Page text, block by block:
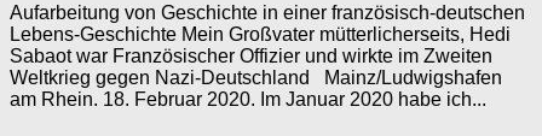
Aufarbeitung von Geschichte in einer französisch-deutschen
Lebens-Geschichte Mein Großvater mütterlicherseits, Hedi
Sabaot war Französischer Offizier und wirkte im Zweiten
Weltkrieg gegen Nazi-Deutschland Mainz/Ludwigshafen
am Rhein. 18. Februar 2020. Im Januar 2020 habe ich...